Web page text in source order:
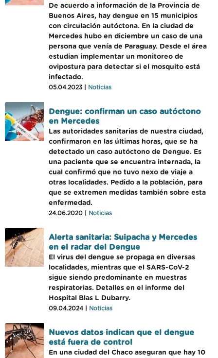
De acuerdo a información de la Provincia de
Buenos Aires, hay dengue en 15 municipios
con circulación autóctona. En la ciudad de
Mercedes hubo en diciembre un caso de una
persona que venía de Paraguay. Desde el área
estudian implementar un monitoreo de
ovipostura para detectar si el mosquito está
infectado.
05.04.2023 | Noticias
Dengue: confirman un caso autóctono
en Mercedes
Las autoridades sanitarias de nuestra ciudad,
confirmaron en las últimas horas, que se ha
detectado un caso autóctono de Dengue. Es
una paciente que se encuentra internada, la
cual confirmó que no tuvo nexo de viaje a
otras localidades. Pedido a la población, para
que se extremen medidas también sobre esta
enfermedad.
24.06.2020 | Noticias
Alerta sanitaria: Suipacha y Mercedes
en el radar del Dengue
El virus del dengue se propaga en diversas
localidades, mientras que el SARS-CoV-2
sigue siendo predominante en muestras
respiratorias. Detalles en el informe del
Hospital Blas L Dubarry.
09.04.2024 | Noticias
Nuevos datos indican que el dengue
está fuera de control
En una ciudad del Chaco aseguran que hay 10